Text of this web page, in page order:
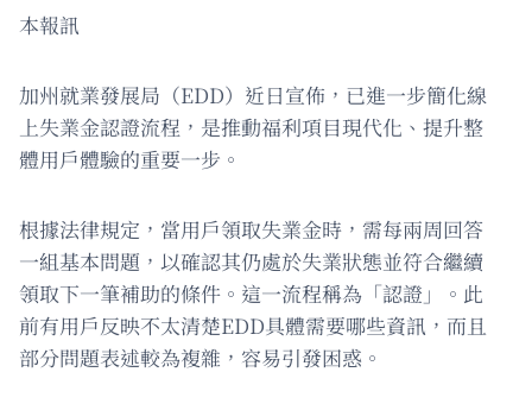
本報訊
加州就業發展局（EDD）近日宣佈，已進一步簡化線
上失業金認證流程，是推動福利項目現代化、提升整
體用戶體驗的重要一步。
根據法律規定，當用戶領取失業金時，需每兩周回答
一組基本問題，以確認其仍處於失業狀態並符合繼續
領取下一筆補助的條件。這一流程稱為「認證」。此
前有用戶反映不太清楚EDD具體需要哪些資訊，而且
部分問題表述較為複雜，容易引發困惑。